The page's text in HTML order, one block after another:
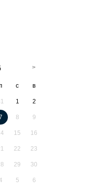
с в
1 2
8 9
15 16
22 23
29 30
5 6